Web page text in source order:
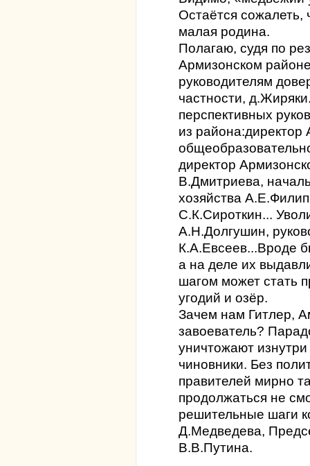
Остаётся сожалеть,
малая родина.
Полагаю, судя по
Армизонском
руководителям
частности,
перспективных
из района:директор
директор
В.Дмитриева,
хозяйства
С.К.Сироткин...
А.Н.Долгушин,
К.А.Евсеев...Вроде
а на деле их
шагом может стать
угодий и озёр.
Зачем нам Гитлер,
завоеватель?
уничтожают
чиновники. Без
правителей мирно
продолжаться не
решительные шаги
Д.Медведева,
В.В.Путина.